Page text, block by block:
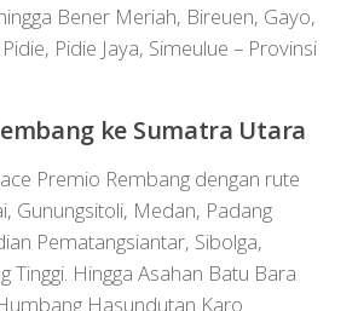
Bener Meriah, Bireuen, Gayo,
Pidie Jaya, Simeulue – Provinsi
ke Sumatra Utara
Premio Rembang dengan rute
Gunungsitoli, Medan, Padang
Pematangsiantar, Sibolga,
Tinggi. Hingga Asahan Batu Bara
Hasundutan Karo